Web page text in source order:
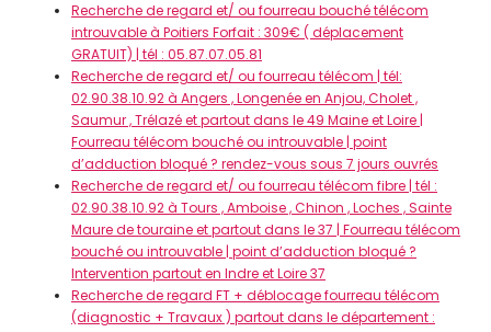
Recherche de regard et/ ou fourreau bouché télécom
introuvable à Poitiers Forfait : 309€ ( déplacement
GRATUIT) | tél : 05.87.07.05.81
Recherche de regard et/ ou fourreau télécom | tél:
02.90.38.10.92 à Angers , Longenée en Anjou, Cholet ,
Saumur , Trélazé et partout dans le 49 Maine et Loire |
Fourreau télécom bouché ou introuvable | point
d’adduction bloqué ? rendez-vous sous 7 jours ouvrés
Recherche de regard et/ ou fourreau télécom fibre | tél :
02.90.38.10.92 à Tours , Amboise , Chinon , Loches , Sainte
Maure de touraine et partout dans le 37 | Fourreau télécom
bouché ou introuvable | point d’adduction bloqué ?
Intervention partout en Indre et Loire 37
Recherche de regard FT + déblocage fourreau télécom
(diagnostic + Travaux ) partout dans le département :